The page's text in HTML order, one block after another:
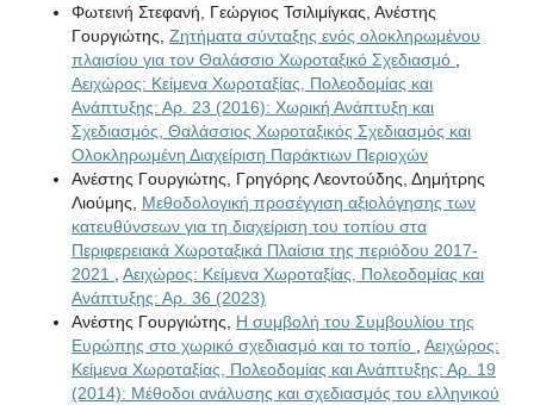
Φωτεινή Στεφανή, Γεώργιος Τσιλιμίγκας, Ανέστης
Γουργιώτης, Ζητήματα σύνταξης ενός ολοκληρωμένου
πλαισίου για τον Θαλάσσιο Χωροταξικό Σχεδιασμό
Αειχώρος: Κείμενα Χωροταξίας, Πολεοδομίας και
Ανάπτυξης: Αρ. 23 (2016): Χωρική Ανάπτυξη και
Σχεδιασμός, Θαλάσσιος Χωροταξικός Σχεδιασμός και
Ολοκληρωμένη Διαχείριση Παράκτιων Περιοχών
Ανέστης Γουργιώτης, Γρηγόρης Λεοντούδης, Δημήτρης
Λιούμης, Μεθοδολογική προσέγγιση αξιολόγησης των
κατευθύνσεων για τη διαχείριση του τοπίου στα
Περιφερειακά Χωροταξικά Πλαίσια της περιόδου 2017-
2021
Αειχώρος: Κείμενα Χωροταξίας, Πολεοδομίας και
Ανάπτυξης: Αρ. 36 (2023)
Ανέστης Γουργιώτης, Η συμβολή του Συμβουλίου της
Ευρώπης στο χωρικό σχεδιασμό και το τοπίο
Αειχώρος:
Κείμενα Χωροταξίας, Πολεοδομίας και Ανάπτυξης: Αρ. 19
(2014): Μέθοδοι ανάλυσης και σχεδιασμός του ελληνικού